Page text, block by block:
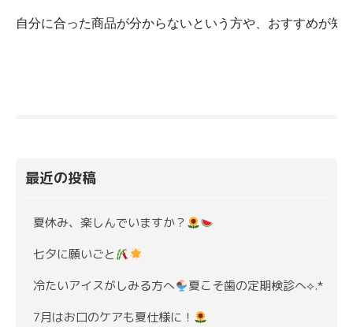
自分に合った商品が分からないという方や、おすすめが
最近の投稿
夏休み、楽しんでいますか？
七夕に願いごと
冷たいアイスがしみる方へ
夏こそ歯の定期検診へ⟡.*
7月はお口のケアも夏仕様に！